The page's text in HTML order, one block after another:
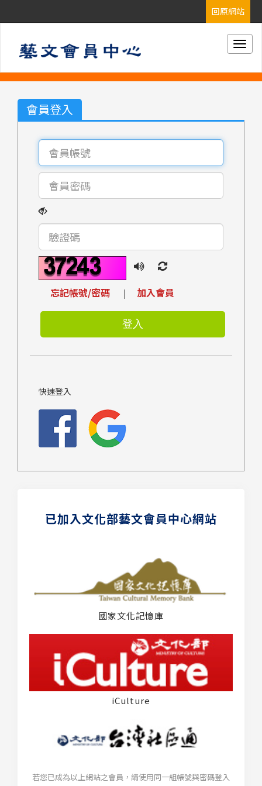
會員登入
忘記帳號/密碼 | 加入會員
快速登入
已加入文化部藝文會員中心網站
國家文化記憶庫
iCulture
若您已成為以上網站之會員，請使用同一組帳號與密碼登入